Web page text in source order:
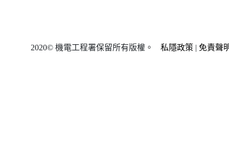
2020© 機電工程署保留所有版權。 私隱政策 | 免責聲